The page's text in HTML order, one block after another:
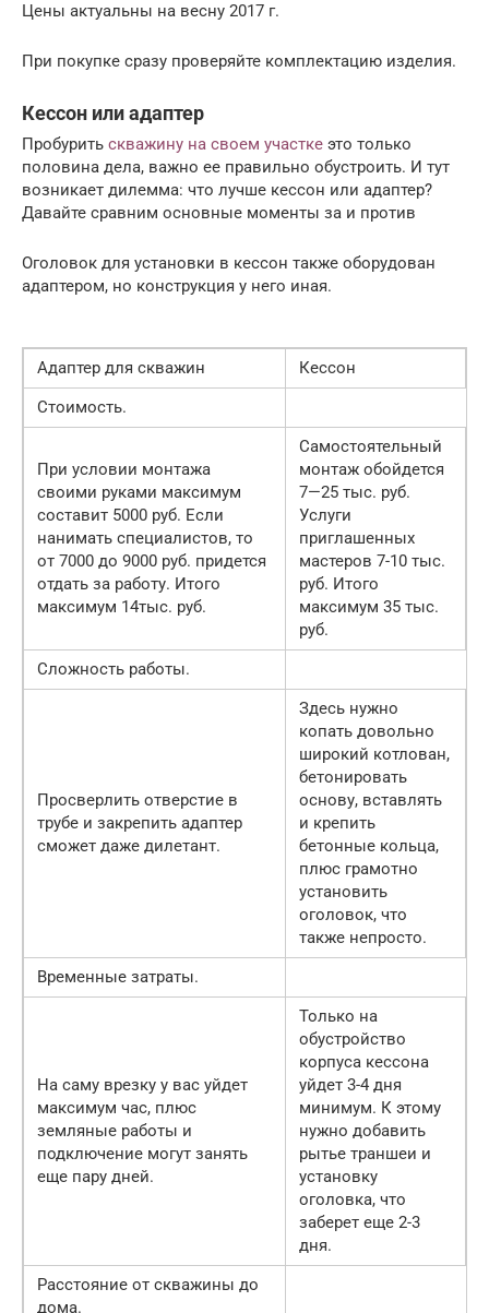
Цены актуальны на весну 2017 г.
При покупке сразу проверяйте комплектацию изделия.
Кессон или адаптер
Пробурить скважину на своем участке это только
половина дела, важно ее правильно обустроить. И тут
возникает дилемма: что лучше кессон или адаптер?
Давайте сравним основные моменты за и против
Оголовок для установки в кессон также оборудован
адаптером, но конструкция у него иная.
Адаптер для скважин
Кессон
Стоимость.
При условии монтажа
своими руками максимум
составит 5000 руб. Если
нанимать специалистов, то
от 7000 до 9000 руб. придется
отдать за работу. Итого
максимум 14тыс. руб.
Самостоятельный
монтаж обойдется
7—25 тыс. руб.
Услуги
приглашенных
мастеров 7-10 тыс.
руб. Итого
максимум 35 тыс.
руб.
Сложность работы.
Просверлить отверстие в
трубе и закрепить адаптер
сможет даже дилетант.
Здесь нужно
копать довольно
широкий котлован,
бетонировать
основу, вставлять
и крепить
бетонные кольца,
плюс грамотно
установить
оголовок, что
также непросто.
Временные затраты.
На саму врезку у вас уйдет
максимум час, плюс
земляные работы и
подключение могут занять
еще пару дней.
Только на
обустройство
корпуса кессона
уйдет 3-4 дня
минимум. К этому
нужно добавить
рытье траншеи и
установку
оголовка, что
заберет еще 2-3
дня.
Расстояние от скважины до
дома.